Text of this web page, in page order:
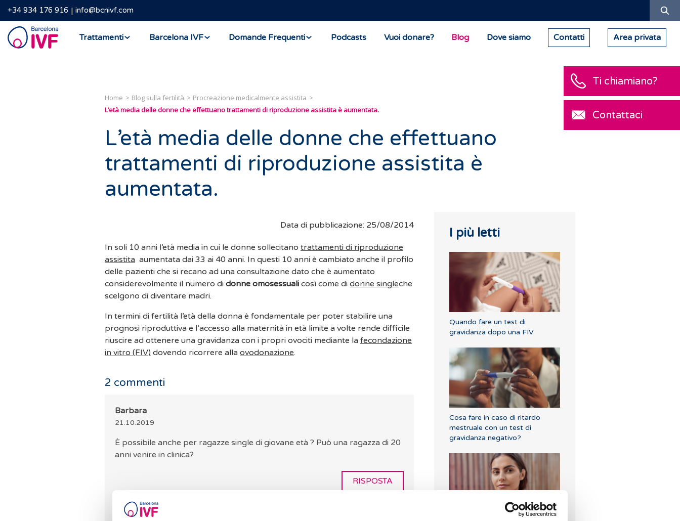
+34 934 176 916 info@bcnivf.com
Barcelona
IVF
Trattamenti Barcelona IVF Domande Frequenti Podcasts Vuoi donare? Blog Dove siamo Contatti Area privata
Home Blog sulla fertilità
Procreazione medicalmente assistita
L’età media delle donne che effettuano trattamenti di riproduzione assistita è aumentata.
L’età media delle donne che effettuano
trattamenti di riproduzione assistita è
aumentata.
Data di pubblicazione: 25/08/2014
In soli 10 anni l’età media in cui le donne sollecitano trattamenti di riproduzione
assistita aumentata dai 33 ai 40 anni. In questi 10 anni è cambiato anche il profilo
delle pazienti che si recano ad una consultazione dato che è aumentato
considerevolmente il numero di donne omosessuali così come di donne singleche
scelgono di diventare madri.
In termini di fertilità l’età della donna è fondamentale per poter stabilire una
prognosi riproduttiva e l’accesso alla maternità in età limite a volte rende difficile
riuscire ad ottenere una gravidanza con i propri ovociti mediante la fecondazione
in vitro (FIV) dovendo ricorrere alla ovodonazione.
2 commenti
Barbara
21.10.2019
È possibile anche per ragazze single di giovane età ? Può una ragazza di 20
anni venire in clinica?
RISPOSTA
I più letti
Quando fare un test di
gravidanza dopo una FIV
Cosa fare in caso di ritardo
mestruale con un test di
gravidanza negativo?
Ti chiamiano?
Contattaci